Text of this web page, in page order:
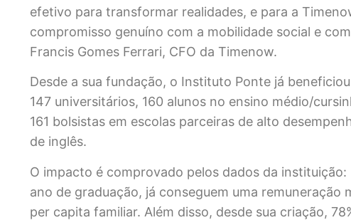
efetivo para transformar realidades, e para a
compromisso genuíno com a mobilidade social e
Francis Gomes Ferrari, CFO da Timenow.
Desde a sua fundação, o Instituto Ponte já
147 universitários, 160 alunos no ensino médio/
161 bolsistas em escolas parceiras de alto
de inglês.
O impacto é comprovado pelos dados da
ano de graduação, já conseguem uma remuneração
per capita familiar. Além disso, desde sua criação,